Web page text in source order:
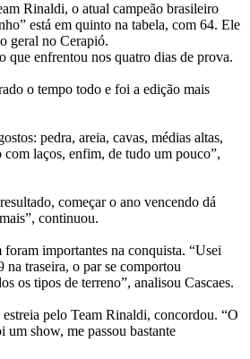
Rinaldi, o atual campeão brasileiro
está em quinto na tabela, com 64. Ele
geral no Cerapió.
que enfrentou nos quatro dias de prova.
o tempo todo e foi a edição mais
pedra, areia, cavas, médias altas,
com laços, enfim, de tudo um pouco”,
começar o ano vencendo dá
continuou.
importantes na conquista. “Usei
traseira, o par se comportou
os tipos de terreno”, analisou Cascaes.
pelo Team Rinaldi, concordou. “O
um show, me passou bastante